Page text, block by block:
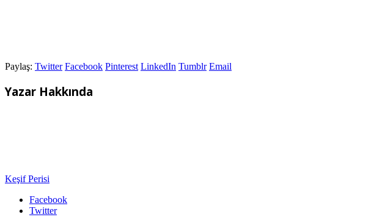
Paylaş: Twitter Facebook Pinterest LinkedIn Tumblr Email
Yazar Hakkında
Keşif Perisi
Facebook
Twitter